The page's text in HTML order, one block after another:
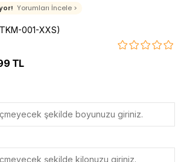
Yorumları İncele >
001-XXS)
TL